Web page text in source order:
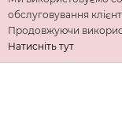
обслуговування
Продовжуючи
Натисніть тут